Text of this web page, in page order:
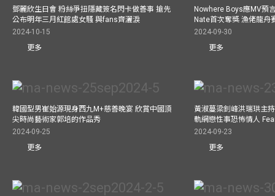
鄧麗欣生日會 粉絲爭扭隱藏簽名閃卡做善事 搶先
公布明年三月紅館處女騷 與fans齊灑淚
2024-10-15
更多
Nowhere Boys應MV預
Nate首次奪獎 漁佬龍舟
2024-09-30
更多
韓國型男崔始源現身西九M+慈善晚宴 欣賞中國頂
尖時尚藝術家郭培的作品秀
2024-09-25
更多
黃淑蔓梁釗峰洪瑞珙主
軌網戀性事恐怖情人
2024-09-23
更多